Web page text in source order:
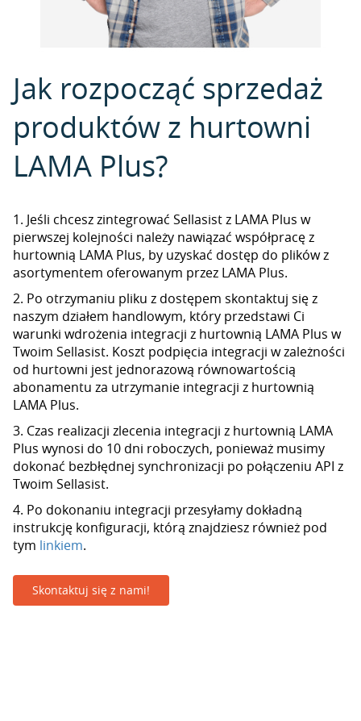
Jak rozpocząć sprzedaż
produktów z hurtowni
LAMA Plus?
1. Jeśli chcesz zintegrować Sellasist z LAMA Plus w
pierwszej kolejności należy nawiązać współpracę z
hurtownią LAMA Plus, by uzyskać dostęp do plików z
asortymentem oferowanym przez LAMA Plus.
2. Po otrzymaniu pliku z dostępem skontaktuj się z
naszym działem handlowym, który przedstawi Ci
warunki wdrożenia integracji z hurtownią LAMA Plus w
Twoim Sellasist. Koszt podpięcia integracji w zależności
od hurtowni jest jednorazową równowartością
abonamentu za utrzymanie integracji z hurtownią
LAMA Plus.
3. Czas realizacji zlecenia integracji z hurtownią LAMA
Plus wynosi do 10 dni roboczych, ponieważ musimy
dokonać bezbłędnej synchronizacji po połączeniu API z
Twoim Sellasist.
4. Po dokonaniu integracji przesyłamy dokładną
instrukcję konfiguracji, którą znajdziesz również pod
tym linkiem.
Skontaktuj się z nami!